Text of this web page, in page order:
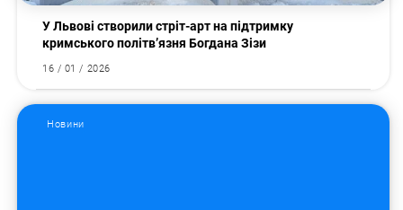
У Львові створили стріт-арт на підтримку
кримського політв’язня Богдана Зізи
16 / 01 / 2026
Новини